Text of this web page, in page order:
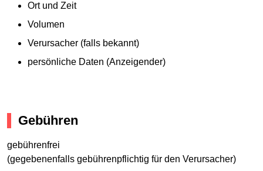
Ort und Zeit
Volumen
Verursacher (falls bekannt)
persönliche Daten (Anzeigender)
Gebühren
gebührenfrei
(gegebenenfalls gebührenpflichtig für den Verursacher)